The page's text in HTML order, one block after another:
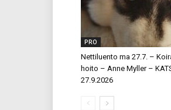
PRO
Nettiluento ma 27.7. –
hoito – Anne Myller –
27.9.2026